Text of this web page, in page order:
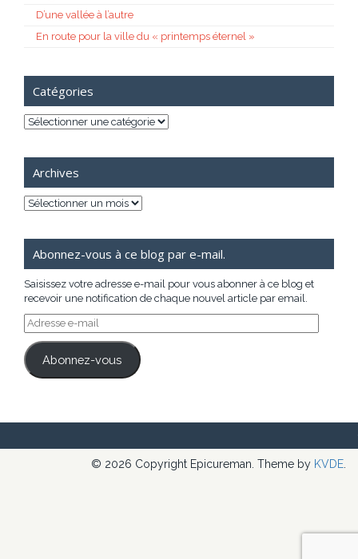
D’une vallée à l’autre
En route pour la ville du « printemps éternel »
Catégories
Catégories
Archives
Archives
Abonnez-vous à ce blog par e-mail.
Saisissez votre adresse e-mail pour vous abonner à ce blog et
recevoir une notification de chaque nouvel article par email.
Adresse
e-
mail
Abonnez-vous
© 2026 Copyright Epicureman. Theme by KVDE.